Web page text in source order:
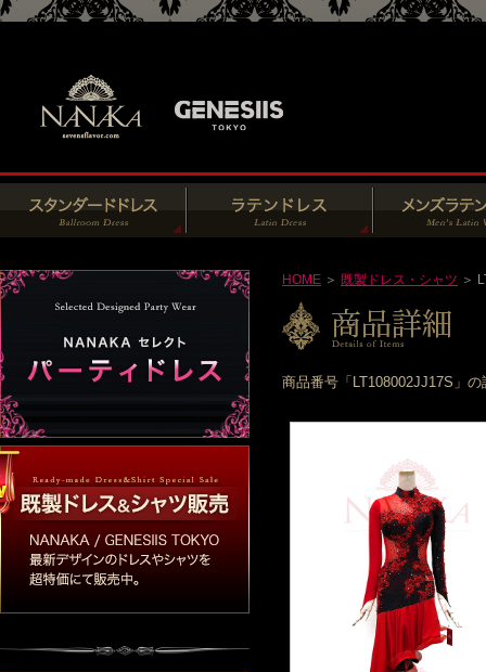
HOME ＞ 既製ドレス・シャツ ＞
商品番号「LT108002JJ17S」